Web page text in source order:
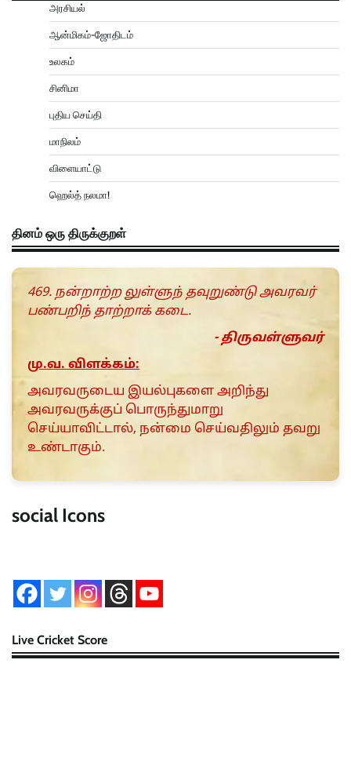
அரசியல்
ஆன்மிகம்-ஜோதிடம்
உலகம்
சினிமா
புதிய செய்தி
மாநிலம்
விளையாட்டு
ஹெல்த் நலமா!
தினம் ஒரு திருக்குறள்
469. நன்றாற்ற லுள்ளுந் தவுறுண்டு அவரவர்
பண்பறிந் தாற்றாக் கடை.
- திருவள்ளுவர்
மு.வ. விளக்கம்:
அவரவருடைய இயல்புகளை அறிந்து
அவரவருக்குப் பொருந்துமாறு
செய்யாவிட்டால், நன்மை செய்வதிலும் தவறு
உண்டாகும்.
social Icons
Live Cricket Score